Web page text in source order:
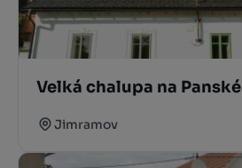
Velká chalupa na Panské
Jimramov